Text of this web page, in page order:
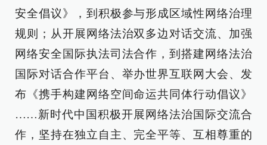
安全倡议》，到积极参与形成区域性网络治理
规则；从开展网络法治双多边对话交流、加强
网络安全国际执法司法合作，到搭建网络法治
国际对话合作平台、举办世界互联网大会、发
布《携手构建网络空间命运共同体行动倡议》
……新时代中国积极开展网络法治国际交流合
作，坚持在独立自主、完全平等、互相尊重的